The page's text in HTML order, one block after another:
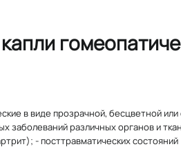
в виде прозрачной, бесцветной
заболеваний различных органов и
- посттравматических